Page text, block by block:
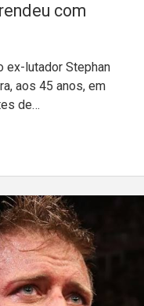
com
ex-lutador Stephan
aos 45 anos, em
de…